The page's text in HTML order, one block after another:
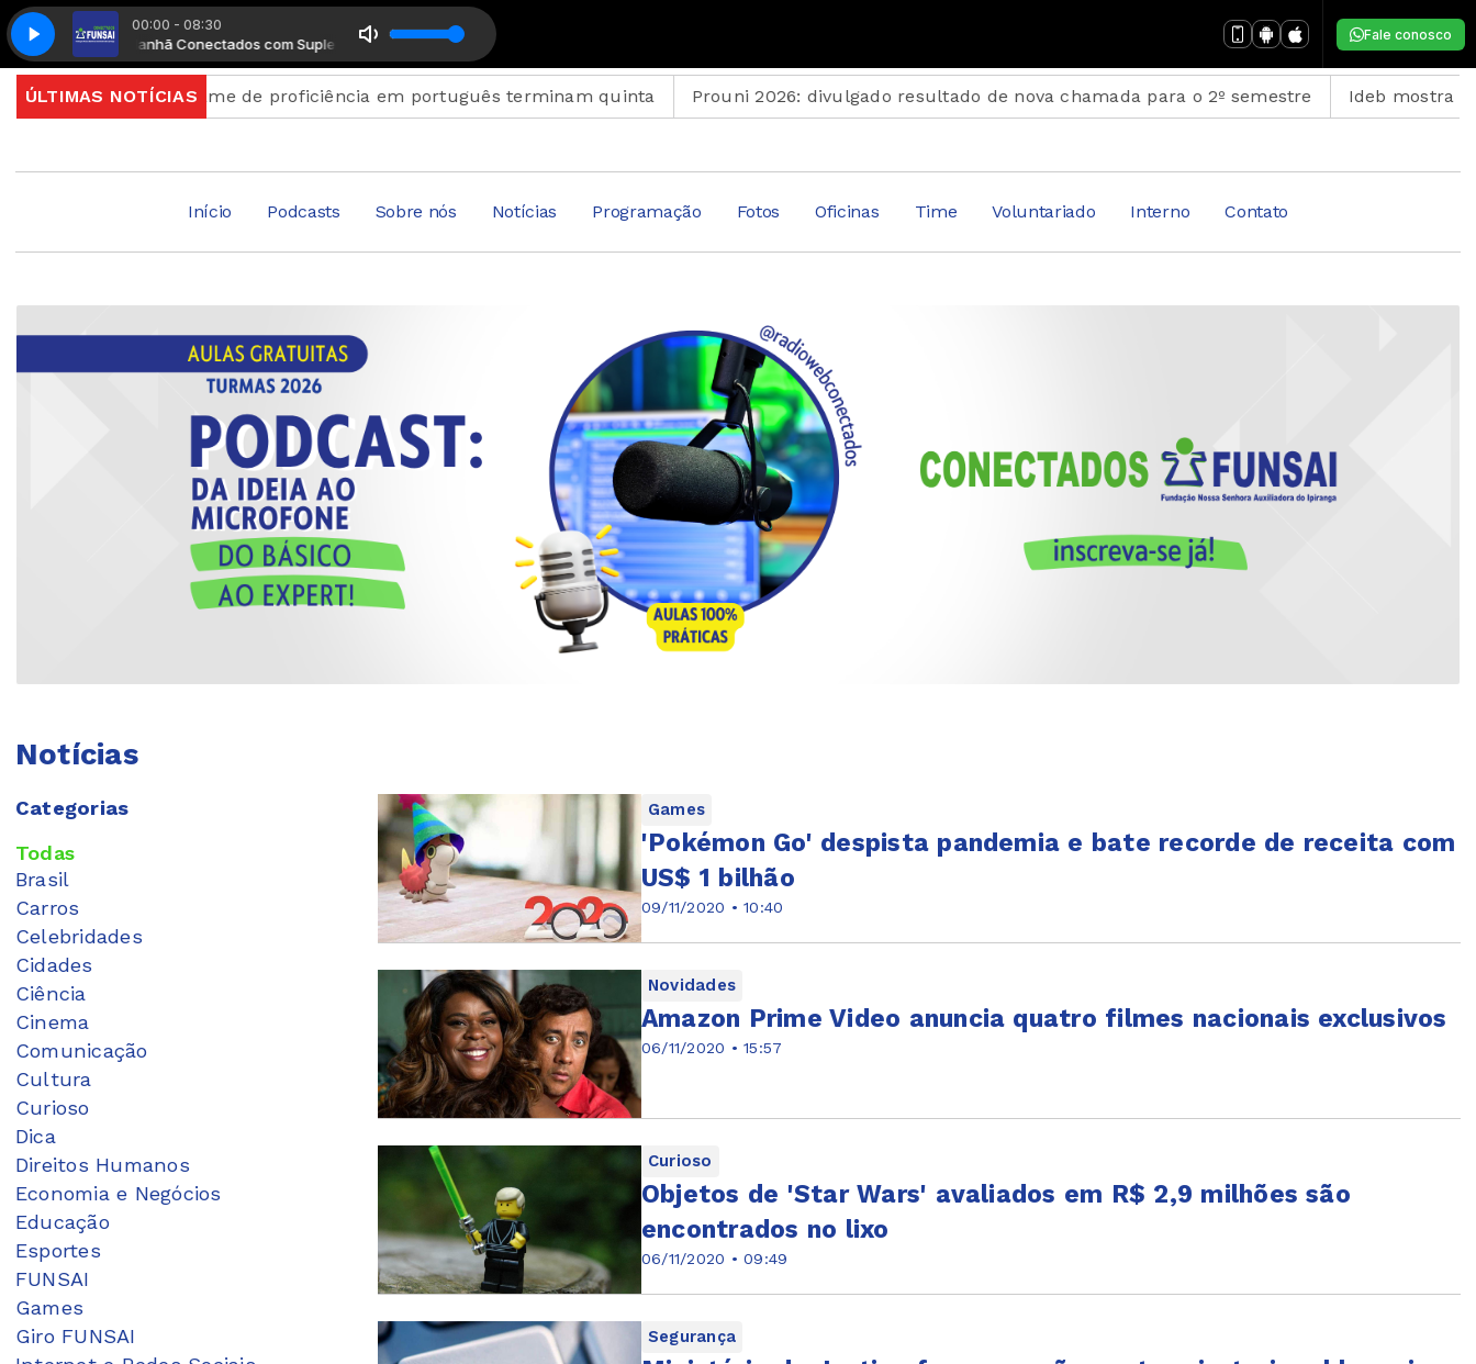
00:00 - 08:30
Musical Manhã Conectados com Suplemento Musical
Fale conosco
ÚLTIMAS NOTÍCIAS
para exame de proficiência em português terminam quinta Prouni 2026: divulgado resultado de nova chamada para o 2º semestre Ideb mostra avanço
Início Podcasts Sobre nós Notícias Programação Fotos Oficinas Time Voluntariado Interno Contato
Notícias
Categorias
Todas
Brasil
Carros
Celebridades
Cidades
Ciência
Cinema
Comunicação
Cultura
Curioso
Dica
Direitos Humanos
Economia e Negócios
Educação
Esportes
FUNSAI
Games
Giro FUNSAI
Games
09/11/2020 • 10:40
'Pokémon Go' despista pandemia e bate recorde de receita com
US$ 1 bilhão
Novidades
06/11/2020 • 15:57
Amazon Prime Video anuncia quatro filmes nacionais exclusivos
Curioso
06/11/2020 • 09:49
Objetos de 'Star Wars' avaliados em R$ 2,9 milhões são
encontrados no lixo
Segurança